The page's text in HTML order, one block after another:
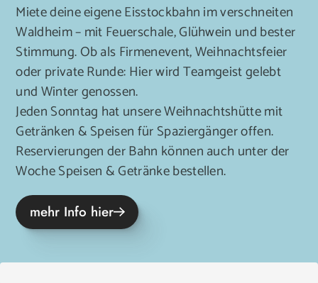
Miete deine eigene Eisstockbahn im verschneiten
Waldheim – mit Feuerschale, Glühwein und bester
Stimmung. Ob als Firmenevent, Weihnachtsfeier
oder private Runde: Hier wird Teamgeist gelebt
und Winter genossen.
Jeden Sonntag hat unsere Weihnachtshütte mit
Getränken & Speisen für Spaziergänger offen.
Reservierungen der Bahn können auch unter der
Woche Speisen & Getränke bestellen.
mehr Info hier